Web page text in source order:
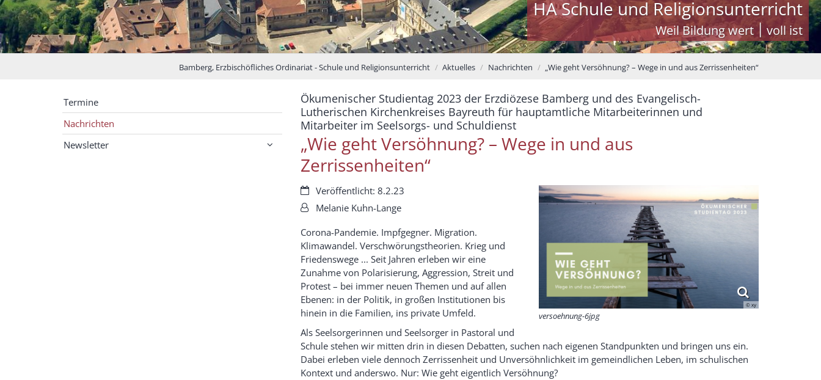
HA Schule und Religionsunterricht
Weil Bildung wert ׀ voll ist
Bamberg, Erzbischöfliches Ordinariat - Schule und Religionsunterricht Aktuelles Nachrichten „Wie geht Versöhnung? – Wege in und aus Zerrissenheiten“
Ökumenischer Studientag 2023 der Erzdiözese Bamberg und des Evangelisch-
Lutherischen Kirchenkreises Bayreuth für hauptamtliche Mitarbeiterinnen und
Mitarbeiter im Seelsorgs- und Schuldienst:
„Wie geht Versöhnung? – Wege in und aus
Zerrissenheiten“
© xy
versoehnung-6jpg
Datum:Veröffentlicht: 8.2.23
Von:Melanie Kuhn-Lange
Corona-Pandemie. Impfgegner. Migration.
Klimawandel. Verschwörungstheorien. Krieg und
Friedenswege ... Seit Jahren erleben wir eine
Zunahme von Polarisierung, Aggression, Streit und
Protest – bei immer neuen Themen und auf allen
Ebenen: in der Politik, in großen Institutionen bis
hinein in die Familien, ins private Umfeld.
Als Seelsorgerinnen und Seelsorger in Pastoral und
Schule stehen wir mitten drin in diesen Debatten, suchen nach eigenen Standpunkten und bringen uns ein.
Dabei erleben viele dennoch Zerrissenheit und Unversöhnlichkeit im gemeindlichen Leben, im schulischen
Kontext und anderswo. Nur: Wie geht eigentlich Versöhnung?
Termine
Nachrichten
Newsletter